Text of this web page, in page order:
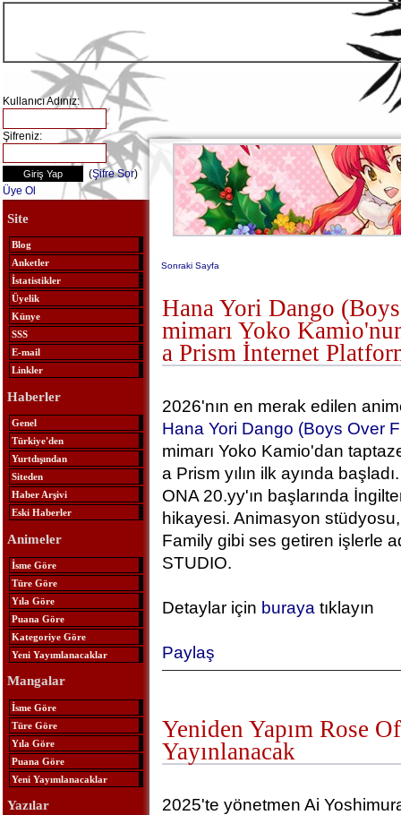
Kullanıcı Adınız:
Şifreniz:
(Şifre Sor)
Üye Ol
Site
Blog
Anketler
İstatistikler
Üyelik
Künye
SSS
E-mail
Linkler
Haberler
Genel
Türkiye'den
Yurtdışından
Siteden
Haber Arşivi
Eski Haberler
Animeler
İsme Göre
Türe Göre
Yıla Göre
Puana Göre
Kategoriye Göre
Yeni Yayımlanacaklar
Mangalar
İsme Göre
Türe Göre
Yıla Göre
Puana Göre
Yeni Yayımlanacaklar
Yazılar
Sonraki Sayfa
Hana Yori Dango
mimarı Yoko
a Prism İnternet
2026'nın en merak edilen
Hana Yori Dango (Boys Over
mimarı Yoko Kamio'dan
a Prism yılın ilk ayında
ONA 20.yy'ın başlarında
hikayesi. Animasyon
Family gibi ses getiren işlerle
STUDIO.
Detaylar için buraya tıklayın
Paylaş
Yeniden Yapım Rose
Yayınlanacak
2025'te yönetmen Ai